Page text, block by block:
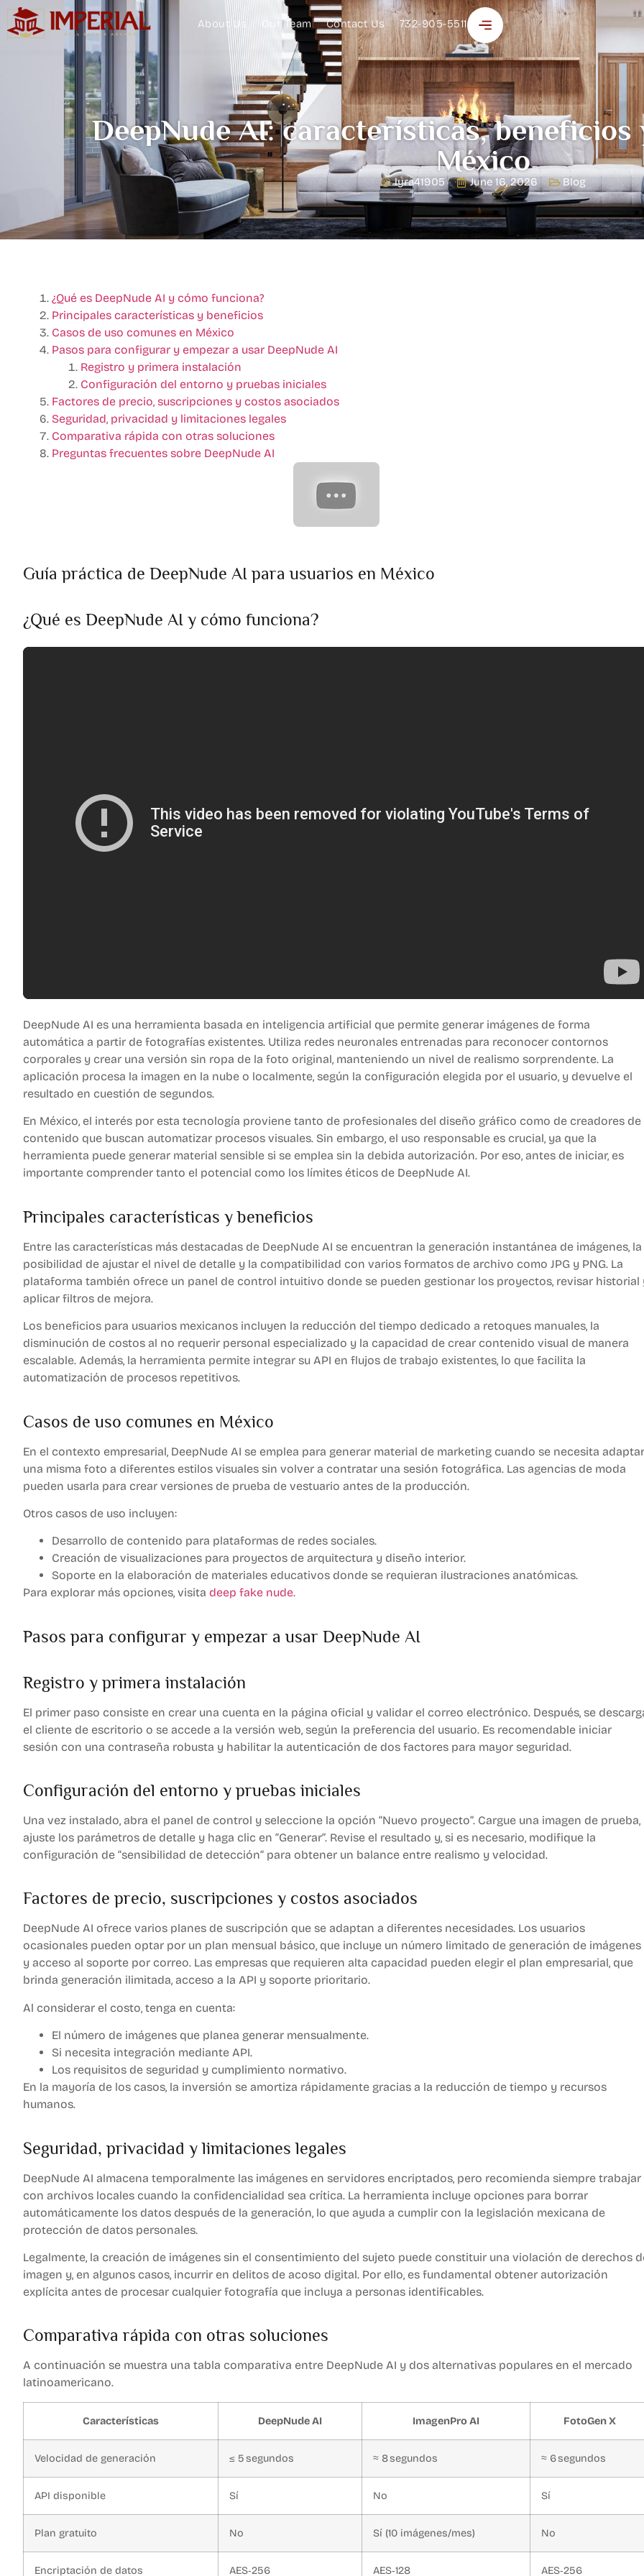
About Us Our Team Contact Us 732-905-5511
DeepNude AI: características, beneficios
México
lyra41905 June 16, 2026 Blog
¿Qué es DeepNude AI y cómo funciona?
Principales características y beneficios
Casos de uso comunes en México
Pasos para configurar y empezar a usar DeepNude AI
Registro y primera instalación
Configuración del entorno y pruebas iniciales
Factores de precio, suscripciones y costos asociados
Seguridad, privacidad y limitaciones legales
Comparativa rápida con otras soluciones
Preguntas frecuentes sobre DeepNude AI
Guía práctica de DeepNude AI para usuarios en México
¿Qué es DeepNude AI y cómo funciona?
DeepNude AI es una herramienta basada en inteligencia artificial que permite generar imágenes de forma
automática a partir de fotografías existentes. Utiliza redes neuronales entrenadas para reconocer contornos
corporales y crear una versión sin ropa de la foto original, manteniendo un nivel de realismo sorprendente. La
aplicación procesa la imagen en la nube o localmente, según la configuración elegida por el usuario, y devuelve el
resultado en cuestión de segundos.
En México, el interés por esta tecnología proviene tanto de profesionales del diseño gráfico como de creadores de
contenido que buscan automatizar procesos visuales. Sin embargo, el uso responsable es crucial, ya que la
herramienta puede generar material sensible si se emplea sin la debida autorización. Por eso, antes de iniciar, es
importante comprender tanto el potencial como los límites éticos de DeepNude AI.
Principales características y beneficios
Entre las características más destacadas de DeepNude AI se encuentran la generación instantánea de imágenes, la
posibilidad de ajustar el nivel de detalle y la compatibilidad con varios formatos de archivo como JPG y PNG. La
plataforma también ofrece un panel de control intuitivo donde se pueden gestionar los proyectos, revisar historial
aplicar filtros de mejora.
Los beneficios para usuarios mexicanos incluyen la reducción del tiempo dedicado a retoques manuales, la
disminución de costos al no requerir personal especializado y la capacidad de crear contenido visual de manera
escalable. Además, la herramienta permite integrar su API en flujos de trabajo existentes, lo que facilita la
automatización de procesos repetitivos.
Casos de uso comunes en México
En el contexto empresarial, DeepNude AI se emplea para generar material de marketing cuando se necesita adaptar
una misma foto a diferentes estilos visuales sin volver a contratar una sesión fotográfica. Las agencias de moda
pueden usarla para crear versiones de prueba de vestuario antes de la producción.
Otros casos de uso incluyen:
Desarrollo de contenido para plataformas de redes sociales.
Creación de visualizaciones para proyectos de arquitectura y diseño interior.
Soporte en la elaboración de materiales educativos donde se requieran ilustraciones anatómicas.
Para explorar más opciones, visita deep fake nude.
Pasos para configurar y empezar a usar DeepNude AI
Registro y primera instalación
El primer paso consiste en crear una cuenta en la página oficial y validar el correo electrónico. Después, se
el cliente de escritorio o se accede a la versión web, según la preferencia del usuario. Es recomendable iniciar
sesión con una contraseña robusta y habilitar la autenticación de dos factores para mayor seguridad.
Configuración del entorno y pruebas iniciales
Una vez instalado, abra el panel de control y seleccione la opción “Nuevo proyecto”. Cargue una imagen de prueba,
ajuste los parámetros de detalle y haga clic en “Generar”. Revise el resultado y, si es necesario, modifique la
configuración de “sensibilidad de detección” para obtener un balance entre realismo y velocidad.
Factores de precio, suscripciones y costos asociados
DeepNude AI ofrece varios planes de suscripción que se adaptan a diferentes necesidades. Los usuarios
ocasionales pueden optar por un plan mensual básico, que incluye un número limitado de generación de imágenes
y acceso al soporte por correo. Las empresas que requieren alta capacidad pueden elegir el plan empresarial, que
brinda generación ilimitada, acceso a la API y soporte prioritario.
Al considerar el costo, tenga en cuenta:
El número de imágenes que planea generar mensualmente.
Si necesita integración mediante API.
Los requisitos de seguridad y cumplimiento normativo.
En la mayoría de los casos, la inversión se amortiza rápidamente gracias a la reducción de tiempo y recursos
humanos.
Seguridad, privacidad y limitaciones legales
DeepNude AI almacena temporalmente las imágenes en servidores encriptados, pero recomienda siempre trabajar
con archivos locales cuando la confidencialidad sea crítica. La herramienta incluye opciones para borrar
automáticamente los datos después de la generación, lo que ayuda a cumplir con la legislación mexicana de
protección de datos personales.
Legalmente, la creación de imágenes sin el consentimiento del sujeto puede constituir una violación de derechos
imagen y, en algunos casos, incurrir en delitos de acoso digital. Por ello, es fundamental obtener autorización
explícita antes de procesar cualquier fotografía que incluya a personas identificables.
Comparativa rápida con otras soluciones
A continuación se muestra una tabla comparativa entre DeepNude AI y dos alternativas populares en el mercado
latinoamericano.
Características DeepNude AI ImagenPro AI FotoGen X
Velocidad de generación ≤ 5 segundos ≈ 8 segundos ≈ 6 segundos
API disponible Sí No Sí
Plan gratuito No Sí (10 imágenes/mes) No
Encriptación de datos AES‑256 AES‑128 AES‑256